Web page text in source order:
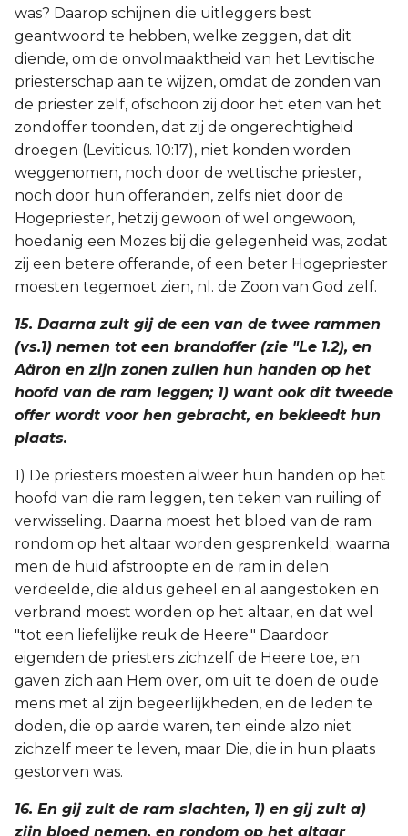
was? Daarop schijnen die uitleggers best
geantwoord te hebben, welke zeggen, dat dit
diende, om de onvolmaaktheid van het Levitische
priesterschap aan te wijzen, omdat de zonden van
de priester zelf, ofschoon zij door het eten van het
zondoffer toonden, dat zij de ongerechtigheid
droegen (Leviticus. 10:17), niet konden worden
weggenomen, noch door de wettische priester,
noch door hun offeranden, zelfs niet door de
Hogepriester, hetzij gewoon of wel ongewoon,
hoedanig een Mozes bij die gelegenheid was, zodat
zij een betere offerande, of een beter Hogepriester
moesten tegemoet zien, nl. de Zoon van God zelf.
15. Daarna zult gij de een van de twee rammen
(vs.1) nemen tot een brandoffer (zie "Le 1.2), en
Aäron en zijn zonen zullen hun handen op het
hoofd van de ram leggen; 1) want ook dit tweede
offer wordt voor hen gebracht, en bekleedt hun
plaats.
1) De priesters moesten alweer hun handen op het
hoofd van die ram leggen, ten teken van ruiling of
verwisseling. Daarna moest het bloed van de ram
rondom op het altaar worden gesprenkeld; waarna
men de huid afstroopte en de ram in delen
verdeelde, die aldus geheel en al aangestoken en
verbrand moest worden op het altaar, en dat wel
"tot een liefelijke reuk de Heere." Daardoor
eigenden de priesters zichzelf de Heere toe, en
gaven zich aan Hem over, om uit te doen de oude
mens met al zijn begeerlijkheden, en de leden te
doden, die op aarde waren, ten einde alzo niet
zichzelf meer te leven, maar Die, die in hun plaats
gestorven was.
16. En gij zult de ram slachten, 1) en gij zult a)
zijn bloed nemen, en rondom op het altaar